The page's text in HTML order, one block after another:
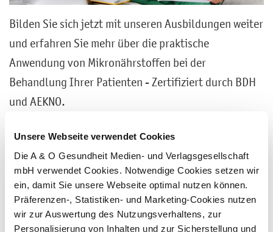
Unsere Webseite verwendet Cookies
Die A & O Gesundheit Medien- und Verlagsgesellschaft
mbH verwendet Cookies. Notwendige Cookies setzen wir
ein, damit Sie unsere Webseite optimal nutzen können.
Präferenzen-, Statistiken- und Marketing-Cookies nutzen
wir zur Auswertung des Nutzungsverhaltens, zur
Personalisierung von Inhalten und zur Sicherstellung und
Bilden Sie sich jetzt mit unseren Ausbildungen weiter
und erfahren Sie mehr über die praktische
Anwendung von Mikronährstoffen bei der
Behandlung Ihrer Patienten - Zertifiziert durch BDH
und AEKNO.
Mehr erfahren
Kostenlose Live-Webinare